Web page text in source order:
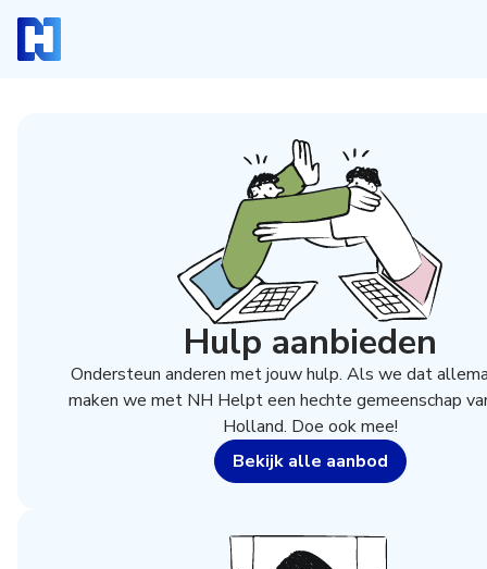
Hulp aanbieden
Ondersteun anderen met jouw hulp. Als we dat
maken we met NH Helpt een hechte gemeenschap
Holland. Doe ook mee!
Bekijk alle aanbod
Inloggen
Heb je een account? Log dan in.
Login
Account aanmaken
Heb je nog geen account, maar wil je die graag
klik dan hieronder.
Registreren